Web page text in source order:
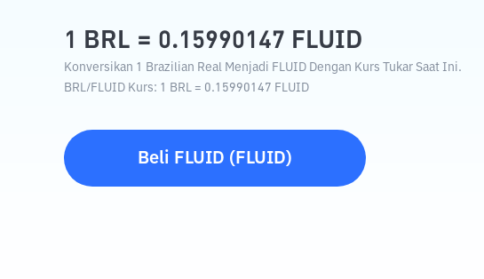
1 BRL = 0.15990147 FLUID
Konversikan 1 Brazilian Real Menjadi FLUID Dengan Kurs Tukar Saat Ini.
BRL/FLUID Kurs: 1 BRL = 0.15990147 FLUID
Beli FLUID ( FLUID)